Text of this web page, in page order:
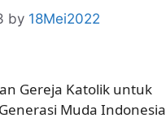
by 18Mei2022
Gereja Katolik untuk
Muda Indonesia